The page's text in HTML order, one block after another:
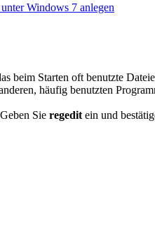
Windows 7 anlegen
beim Starten oft benutzte
häufig benutzten
Geben Sie regedit ein und